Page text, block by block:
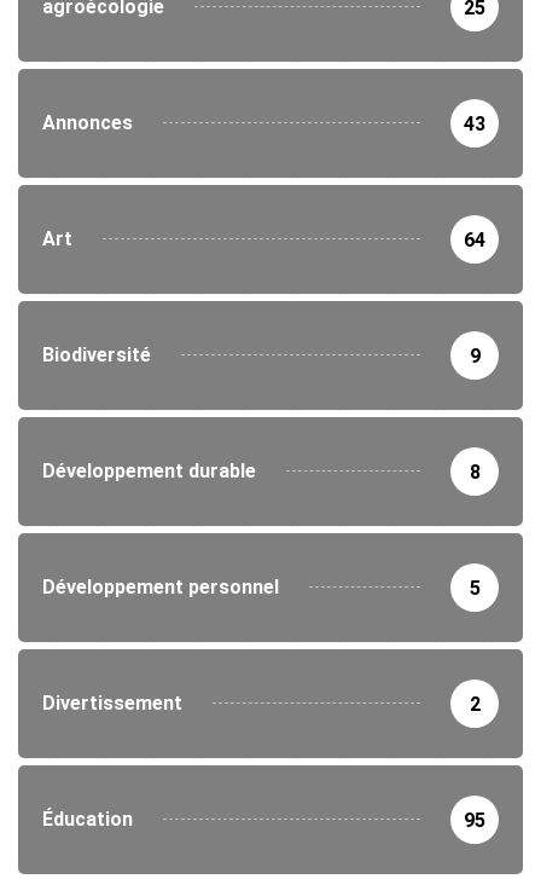
agroécologie 25
Annonces 43
Art 64
Biodiversité 9
Développement durable 8
Développement personnel 5
Divertissement 2
Éducation 95